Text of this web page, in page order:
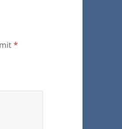
mit*